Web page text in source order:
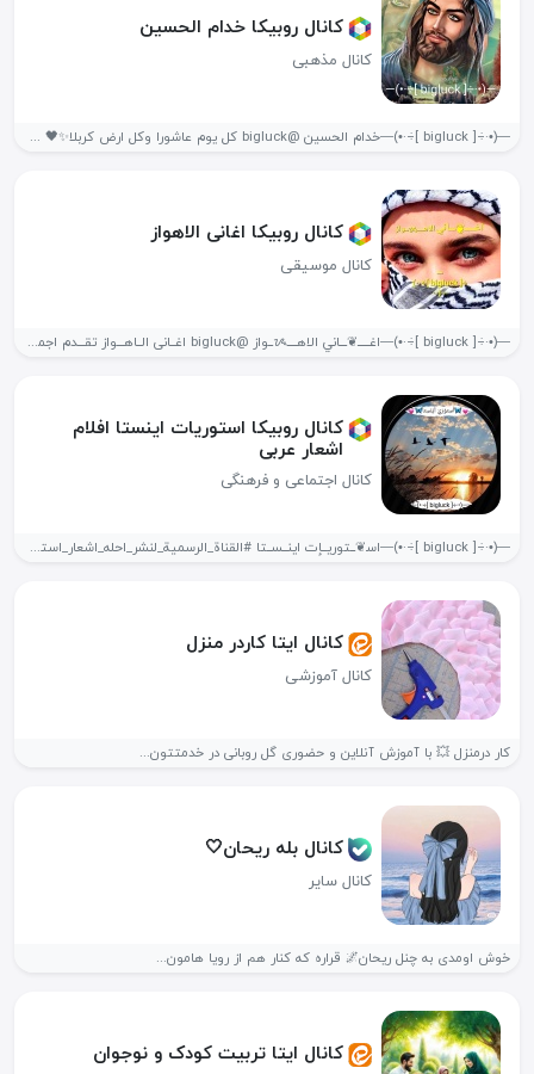
کانال روبیکا خدام الحسین ️
کانال مذهبی
—(•·÷[ bigluck ]÷·•)—خدام الحسین @bigluck کل یوم عاشورا وکل ارض کربلا✨🖤 #لحب_الحسین_کل_ایامنه_محرم...
کانال روبیکا اغانی الاهواز
کانال موسیقی
—(•·÷[ bigluck ]÷·•)—اغـــــ❦ـــاني الاهــــᝰــواز @bigluck اغــانی الــاهـــواز تقـــدم اجمل الـــاغــانی العربیه اغــانی...
کانال روبیکا استوریات اینستا افلام
اشعار عربی
کانال اجتماعی و فرهنگی
—(•·÷[ bigluck ]÷·•)—اﺳ❦ــتوريــإت اينــســتا #القناة_الرسمية_لنشر_احله_اشعار_استوریات _غناء_لطم✨🖤 •┊اشعارمن ماتحب❄🔥 •┊اجمل افلام وضعیات❄🔥 •┊عبارات...
کانال ایتا کاردر منزل
کانال آموزشی
کار درمنزل 💥 با آموزش آنلاین و حضوری گل روبانی در خدمتتون...
کانال بله ریحان🤍
کانال سایر
خوش اومدی به چنل ریحان🌌 قراره که کنار هم از رویا هامون...
کانال ایتا تربیت کودک و نوجوان